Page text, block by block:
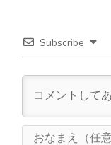
Subscribe